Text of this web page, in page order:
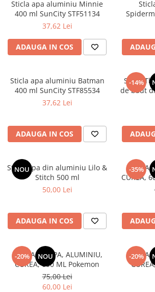
Sticla apa aluminiu Minnie
400 ml SunCity STF51134
37,62 Lei
ADAUGA IN COS
Sticla apa aluminiu Batman
400 ml SunCity STF85534
37,62 Lei
ADAUGA IN COS
-14%
Sonic
NOU
Sticla apa din aluminiu Lilo &
Stitch 500 ml
50,00 Lei
ADAUGA IN COS
-35%
STICLA
CUREA,
-20% NOU
STICLA DE APA, ALUMINIU,
CUREA, 600 ML Pokemon
75,00 Lei
60,00 Lei
-20%
STICLA